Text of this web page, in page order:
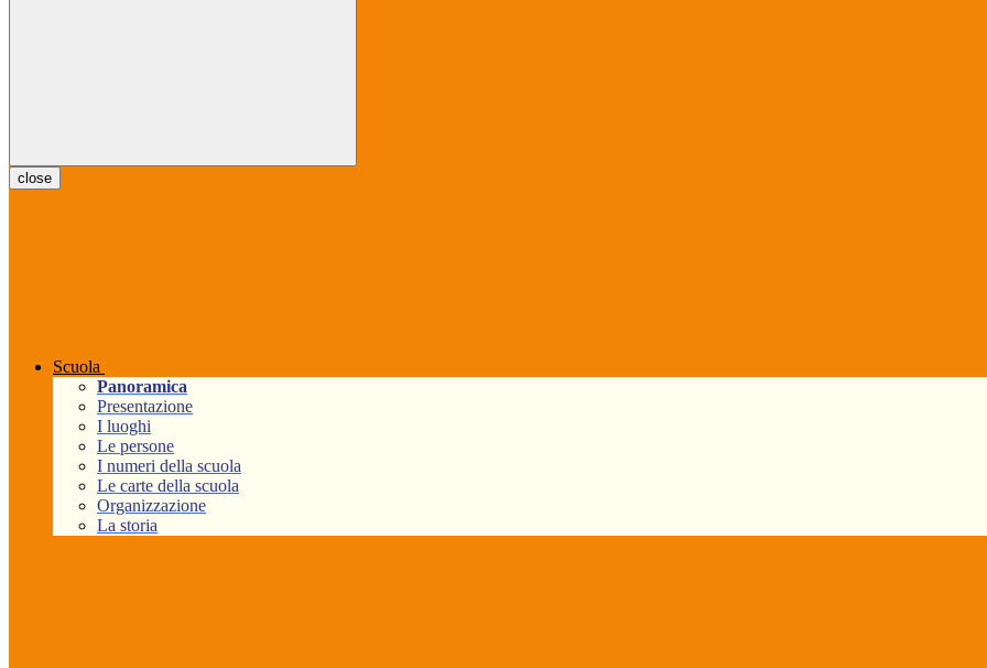
close
Scuola
Panoramica
Presentazione
I luoghi
Le persone
I numeri della scuola
Le carte della scuola
Organizzazione
La storia